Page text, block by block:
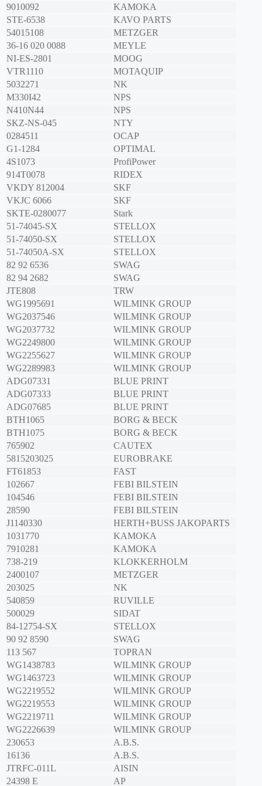
9010092
KAMOKA
STE-6538
KAVO PARTS
54015108
METZGER
36-16 020 0088
MEYLE
NI-ES-2801
MOOG
VTR1110
MOTAQUIP
5032271
NK
M330I42
NPS
N410N44
NPS
SKZ-NS-045
NTY
0284511
OCAP
G1-1284
OPTIMAL
4S1073
ProfiPower
914T0078
RIDEX
VKDY 812004
SKF
VKJC 6066
SKF
SKTE-0280077
Stark
51-74045-SX
STELLOX
51-74050-SX
STELLOX
51-74050A-SX
STELLOX
82 92 6536
SWAG
82 94 2682
SWAG
JTE808
TRW
WG1995691
WILMINK GROUP
WG2037546
WILMINK GROUP
WG2037732
WILMINK GROUP
WG2249800
WILMINK GROUP
WG2255627
WILMINK GROUP
WG2289983
WILMINK GROUP
ADG07331
BLUE PRINT
ADG07333
BLUE PRINT
ADG07685
BLUE PRINT
BTH1065
BORG & BECK
BTH1075
BORG & BECK
765902
CAUTEX
5815203025
EUROBRAKE
FT61853
FAST
102667
FEBI BILSTEIN
104546
FEBI BILSTEIN
28590
FEBI BILSTEIN
J1140330
HERTH+BUSS JAKOPARTS
1031770
KAMOKA
7910281
KAMOKA
738-219
KLOKKERHOLM
2400107
METZGER
203025
NK
540859
RUVILLE
500029
SIDAT
84-12754-SX
STELLOX
90 92 8590
SWAG
113 567
TOPRAN
WG1438783
WILMINK GROUP
WG1463723
WILMINK GROUP
WG2219552
WILMINK GROUP
WG2219553
WILMINK GROUP
WG2219711
WILMINK GROUP
WG2226639
WILMINK GROUP
230653
A.B.S.
16136
A.B.S.
JTRFC-011L
AISIN
24398 E
AP